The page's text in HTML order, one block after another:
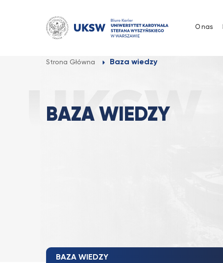
O nas
Strona Główna Baza wiedzy
BAZA WIEDZY
BAZA WIEDZY